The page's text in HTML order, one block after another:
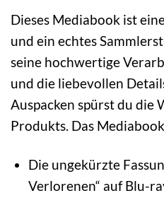
Dieses Mediabook ist
und ein echtes
seine hochwertige
und die liebevollen
Auspacken spürst du die
Produkts. Das
Die ungekürzte
Verlorenen“ auf Blu-